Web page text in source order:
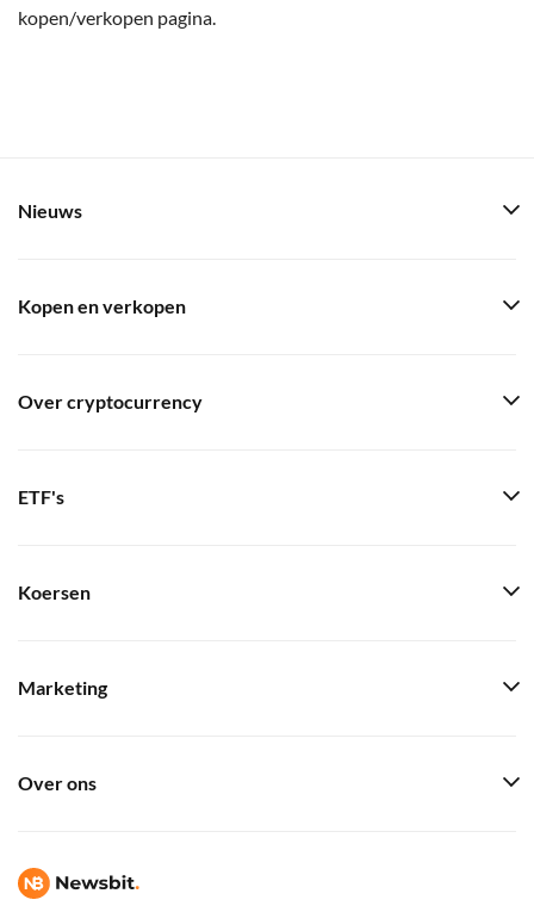
kopen/verkopen pagina.
Nieuws
Kopen en verkopen
Over cryptocurrency
ETF's
Koersen
Marketing
Over ons